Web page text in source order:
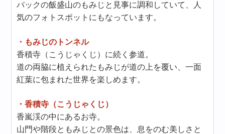
バックの飯盛山のもみじと見事に調和していて、人
気のフォトスポットにもなっています。
・もみじのトンネル
香積寺（こうじゃくじ）に続く参道。
道の両脇に植えられたもみじが道の上を覆い、一面
紅葉に包まれた世界を楽しめます。
・香積寺（こうじゃくじ）
香嵐渓の中にあるお寺。
山門や階段ともみじとの景色は、息をのむ美しさと